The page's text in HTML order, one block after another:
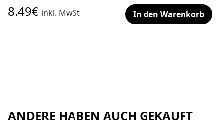
8.49€ inkl. MwSt In den Warenkorb
ANDERE HABEN AUCH GEKAUFT